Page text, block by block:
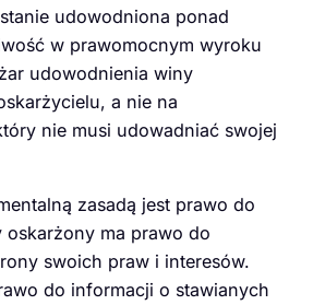
udowodniona ponad
w prawomocnym wyroku
udowodnienia winy
a nie na
nie musi udowadniać swojej
zasadą jest prawo do
oskarżony ma prawo do
swoich praw i interesów.
do informacji o stawianych